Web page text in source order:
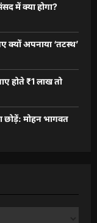
में क्या होगा?
क्यों अपनाया ‘तटस्थ’
होते ₹1 लाख तो
छोड़ें: मोहन भागवत